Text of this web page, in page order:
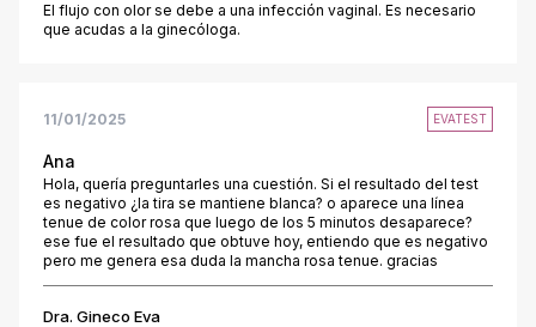
El flujo con olor se debe a una infección vaginal. Es necesario
que acudas a la ginecóloga.
11/01/2025 EVATEST
Ana
Hola, quería preguntarles una cuestión. Si el resultado del test
es negativo ¿la tira se mantiene blanca? o aparece una línea
tenue de color rosa que luego de los 5 minutos desaparece?
ese fue el resultado que obtuve hoy, entiendo que es negativo
pero me genera esa duda la mancha rosa tenue. gracias
Dra. Gineco Eva